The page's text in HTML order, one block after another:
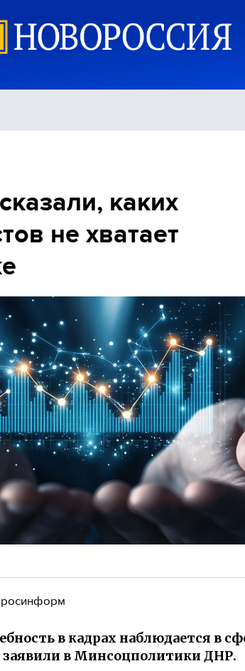
каких
не хватает
в кадрах наблюдается в
заявили в Минсоцполитики ДНР.